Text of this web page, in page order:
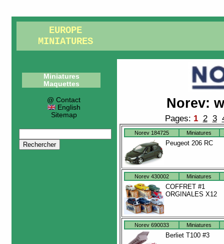
EUROPE
MINIATURES
Miniatures
Maquettes
@ Contact
English
Sitemap
Norev:
Pages: 1 2 3
Norev 184725 Miniatures
Peugeot 206 RC
Norev 430002 Miniatures
COFFRET #1
ORGINALES X12
Norev 690033 Miniatures
Berliet T100 #3